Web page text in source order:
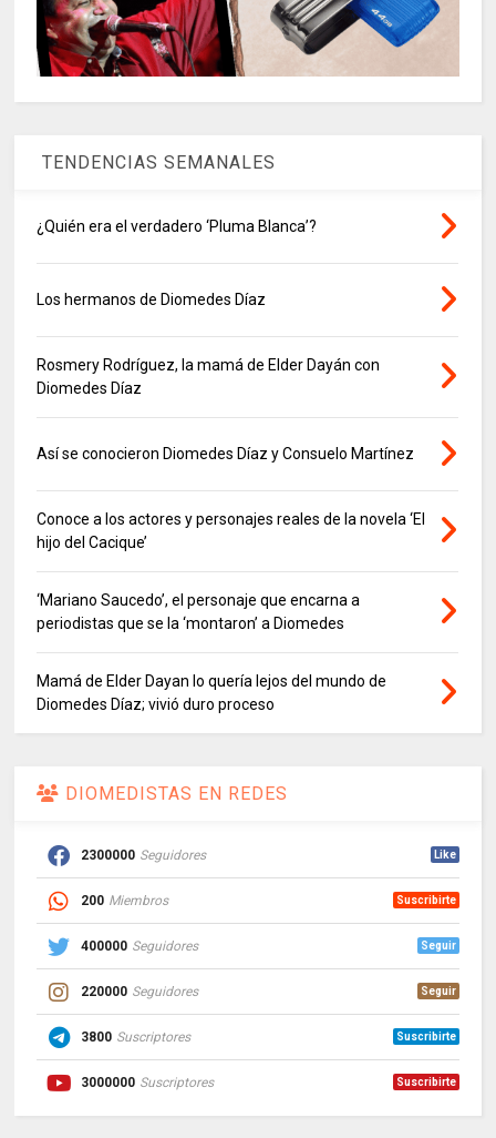
TENDENCIAS SEMANALES
¿Quién era el verdadero ‘Pluma Blanca’?
Los hermanos de Diomedes Díaz
Rosmery Rodríguez, la mamá de Elder Dayán con
Diomedes Díaz
Así se conocieron Diomedes Díaz y Consuelo Martínez
Conoce a los actores y personajes reales de la novela ‘El
hijo del Cacique’
‘Mariano Saucedo’, el personaje que encarna a
periodistas que se la ‘montaron’ a Diomedes
Mamá de Elder Dayan lo quería lejos del mundo de
Diomedes Díaz; vivió duro proceso
DIOMEDISTAS EN REDES
2300000 Seguidores Like
200 Miembros Suscribirte
400000 Seguidores Seguir
220000 Seguidores Seguir
3800 Suscriptores Suscribirte
3000000 Suscriptores Suscribirte